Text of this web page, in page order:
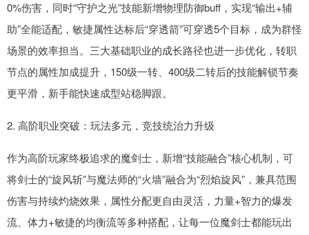
0%伤害，同时“守护之光”技能新增物理防御buff，实现“输出+辅
助”全能适配，敏捷属性达标后“穿透箭”可穿透5个目标，成为群怪
场景的效率担当。三大基础职业的成长路径也进一步优化，转职
节点的属性加成提升，150级一转、400级二转后的技能解锁节奏
更平滑，新手能快速成型站稳脚跟。
2. 高阶职业突破：玩法多元，竞技统治力升级
作为高阶玩家终极追求的魔剑士，新增“技能融合”核心机制，可
将剑士的“旋风斩”与魔法师的“火墙”融合为“烈焰旋风”，兼具范围
伤害与持续灼烧效果，属性分配更自由灵活，力量+智力的爆发
流、体力+敏捷的均衡流等多种搭配，让每一位魔剑士都能玩出